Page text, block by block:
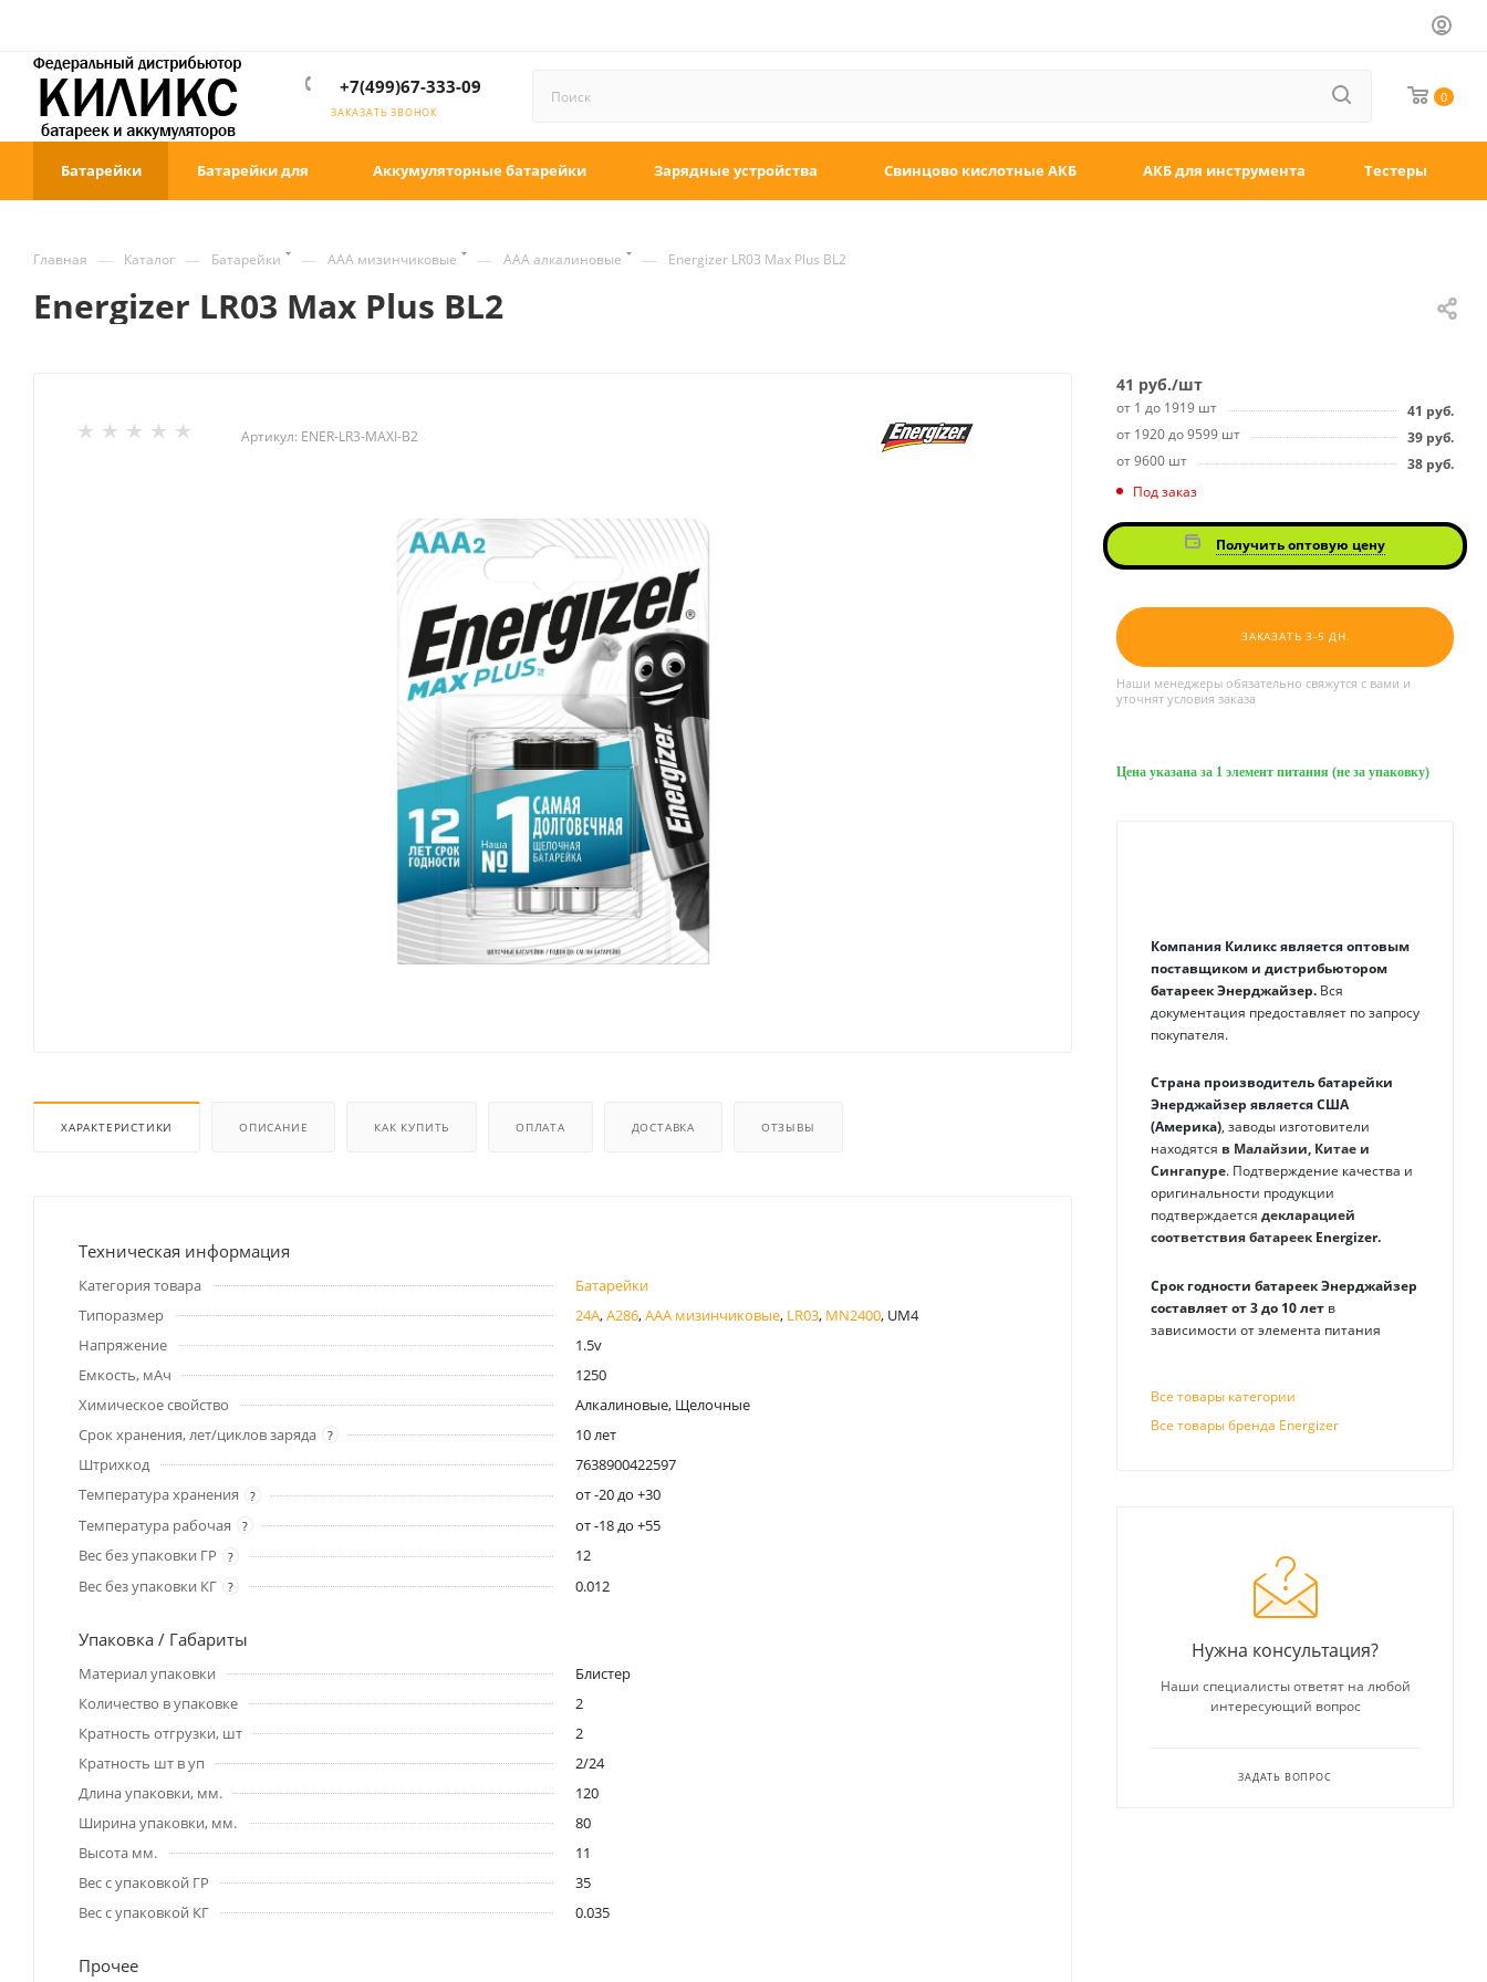
+7(499)67-333-09
ЗАКАЗАТЬ ЗВОНОК
0
Батарейки Батарейки для Аккумуляторные батарейки Зарядные устройства Свинцово кислотные АКБ АКБ для инструмента Тестеры
Главная — Каталог — Батарейки — ААА мизинчиковые — ААА алкалиновые — Energizer LR03 Max Plus BL2
Energizer LR03 Max Plus BL2
Артикул: ENER-LR3-MAXI-B2
ХАРАКТЕРИСТИКИ ОПИСАНИЕ КАК КУПИТЬ ОПЛАТА ДОСТАВКА ОТЗЫВЫ
Техническая информация
Категория товара
Батарейки
Типоразмер
24A,A286,AAA мизинчиковые, LR03, MN2400, UM4
Напряжение
1.5v
Емкость, мАч
1250
Химическое свойство
Алкалиновые, Щелочные
Срок хранения, лет/циклов заряда
?
10 лет
Штрихкод
7638900422597
Температура хранения
?
от -20 до +30
Температура рабочая
?
от -18 до +55
Вес без упаковки ГР
?
12
Вес без упаковки КГ
? 0.012
Упаковка / Габариты
Материал упаковки
Блистер
Количество в упаковке
2
Кратность отгрузки, шт
2
Кратность шт в уп
2/24
Длина упаковки, мм.
120
Ширина упаковки, мм.
80
Высота мм.
11
Вес с упаковкой ГР
35
Вес с упаковкой КГ
0.035
Прочее
41 руб./шт
от 1 до 1919 шт 41 руб.
от 1920 до 9599 шт
39 руб.
от 9600 шт
38 руб.
Под заказ
Получить оптовую цену
ЗАКАЗАТЬ 3-5 ДН.
Наши менеджеры обязательно свяжутся с вами и
уточнят условия заказа
Цена указана за 1 элемент питания (не за упаковку)
Компания Киликс является оптовым
поставщиком и дистрибьютором
батареек Энерджайзер. Вся
документация предоставляет по запросу
покупателя.
Страна производитель батарейки
Энерджайзер является США
(Америка), заводы изготовители
находятся в Малайзии, Китае и
Сингапуре. Подтверждение качества и
оригинальности продукции
подтверждается декларацией
соответствия батареек Energizer.
Срок годности батареек Энерджайзер
составляет от 3 до 10 лет в
зависимости от элемента питания
Все товары категории
Все товары бренда Energizer
Нужна консультация?
Наши специалисты ответят на любой
интересующий вопрос
ЗАДАТЬ ВОПРОС